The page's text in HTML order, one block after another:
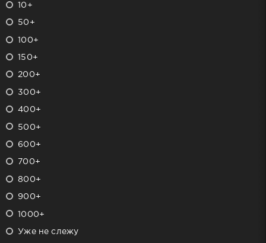
10+
50+
100+
150+
200+
300+
400+
500+
600+
700+
800+
900+
1000+
Уже не слежу